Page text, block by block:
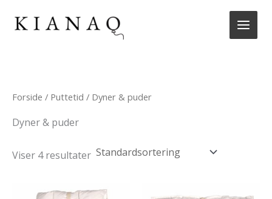
Forside / Puttetid / Dyner & puder
Dyner & puder
Viser 4 resultater